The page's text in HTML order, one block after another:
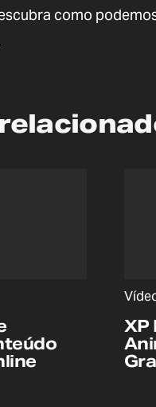
como
XP